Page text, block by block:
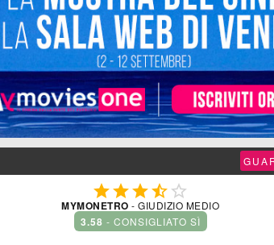
 
MYMONETRO - GIUDIZIO MEDIO
3.58 - CONSIGLIATO SÌ